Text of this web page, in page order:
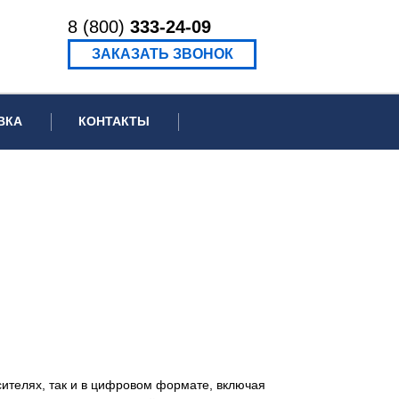
8 (800) 333-24-09
ЗАКАЗАТЬ ЗВОНОК
КОНТАКТЫ
так и в цифровом формате, включая